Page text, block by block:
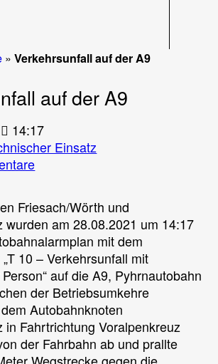
»Verkehrsunfall auf der A9
auf der A9
14:17
Einsatz
zu
der
A9
Friesach/Wörth und
wurden am 28.08.2021 um 14:17
mit dem
10 – Verkehrsunfall mit
auf die A9, Pyhrnautobahn
der Betriebsumkehre
Autobahnknoten
in Fahrtrichtung Voralpenkreuz
der Fahrbahn ab und prallte